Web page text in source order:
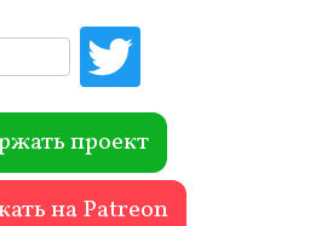
r
проект
на Patreon